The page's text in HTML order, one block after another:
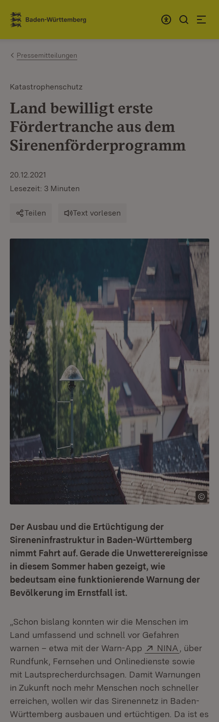
Zum Inhalt springen
Link zur Startseite
Pressemitteilungen
Katastrophenschutz
Land bewilligt erste
Fördertranche aus dem
Sirenenförderprogramm
20.12.2021
Lesezeit: 3 Minuten
Teilen Text vorlesen
Der Ausbau und die Ertüchtigung der
Sireneninfrastruktur in Baden-Württemberg
nimmt Fahrt auf. Gerade die Unwetterereignisse
in diesem Sommer haben gezeigt, wie
bedeutsam eine funktionierende Warnung der
Bevölkerung im Ernstfall ist.
„Schon bislang konnten wir die Menschen im
Land umfassend und schnell vor Gefahren
warnen – etwa mit der Warn-App
Extern:
NINA (Öffnet
, über
Rundfunk, Fernsehen und Onlinedienste sowie
mit Lautsprecherdurchsagen. Damit Warnungen
in Zukunft noch mehr Menschen noch schneller
erreichen, wollen wir das Sirenennetz in Baden-
Württemberg ausbauen und ertüchtigen. Da ist es